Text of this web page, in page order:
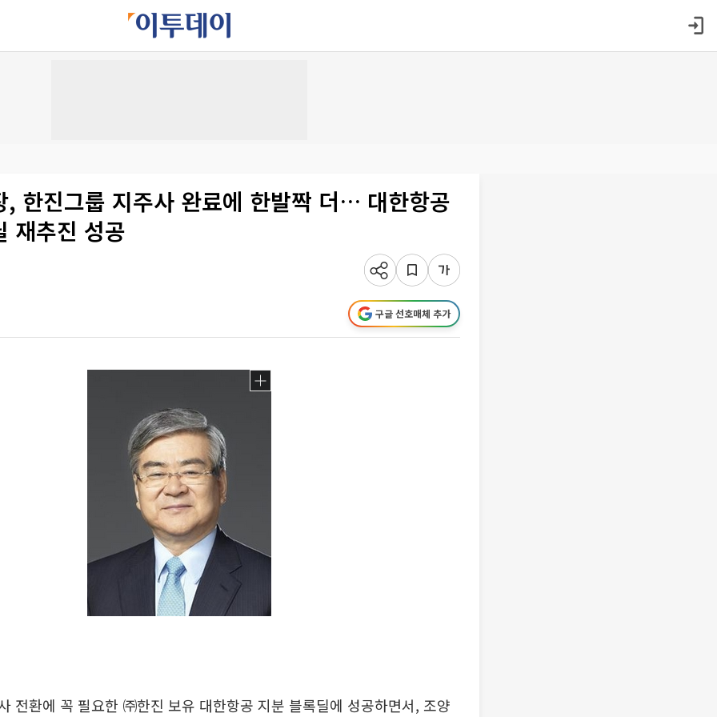
, 한진그룹 지주사 완료에 한발짝 더… 대한항공
재추진 성공
구글 선호매체 추가
전환에 꼭 필요한 ㈜한진 보유 대한항공 지분 블록딜에 성공하면서, 조양